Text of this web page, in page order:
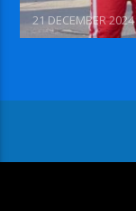
21 DECEMBER 2024